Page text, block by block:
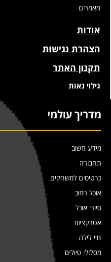
מאמרים
אודות
הצהרת נגישות
תקנון האתר
גילוי נאות
מדריך עולמי
מידע חשוב
תחבורה
כרטיסים למשחקים
אוכל רחוב
סיורי אוכל
אטרקציות
חיי לילה
מסלולי טיולים